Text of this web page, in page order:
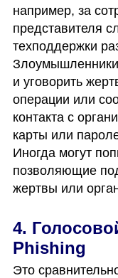
например, за
представителя
техподдержки
и уговорить
операции или
контакта с
карты или
Иногда могут
позволяющие
жертвы или
4.
Phishing
Это